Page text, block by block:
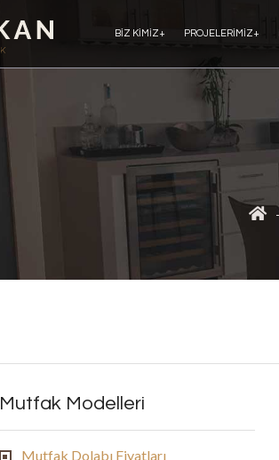
BIZ KIMIZ+ PROJELERIMIZ+
Mutfak Modelleri
Mutfak Dolabı Fiyatları